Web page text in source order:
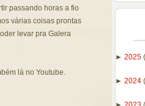
passando horas a fio
várias coisas prontas
levar pra Galera
lá no Youtube.
► 2025
► 2024